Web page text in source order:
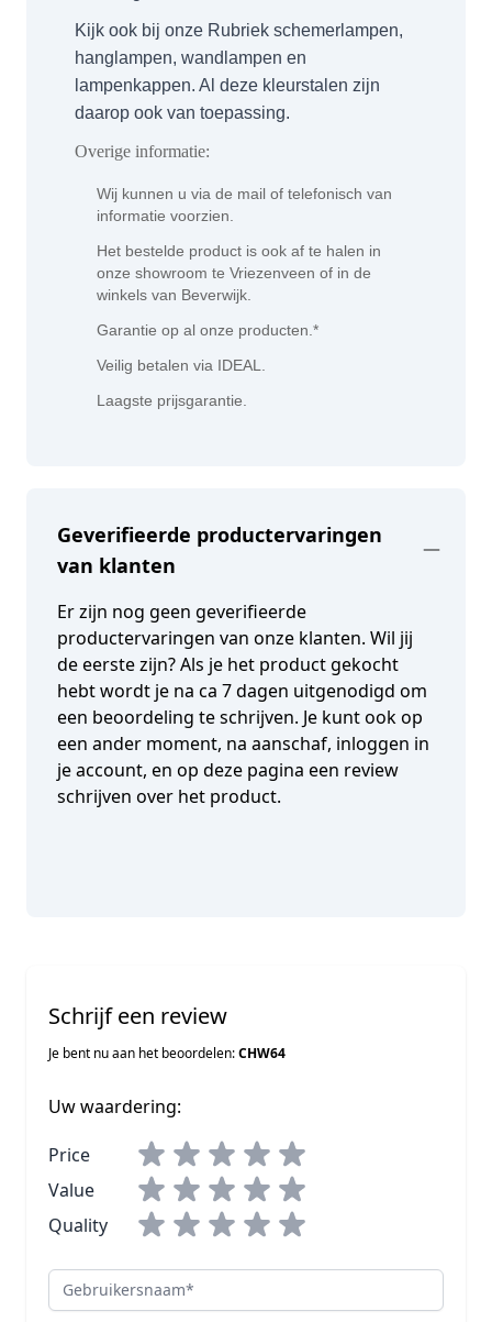
Kijk ook bij onze Rubriek schemerlampen,
hanglampen, wandlampen en
lampenkappen. Al deze kleurstalen zijn
daarop ook van toepassing.
Overige informatie:
Wij kunnen u via de mail of telefonisch van
informatie voorzien.
Het bestelde product is ook af te halen in
onze showroom te Vriezenveen of in de
winkels van Beverwijk.
Garantie op al onze producten.*
Veilig betalen via IDEAL.
Laagste prijsgarantie.
Geverifieerde productervaringen
van klanten
Er zijn nog geen geverifieerde
productervaringen van onze klanten. Wil jij
de eerste zijn? Als je het product gekocht
hebt wordt je na ca 7 dagen uitgenodigd om
een beoordeling te schrijven. Je kunt ook op
een ander moment, na aanschaf, inloggen in
je account, en op deze pagina een review
schrijven over het product.
Schrijf een review
Je bent nu aan het beoordelen:CHW64
Uw waardering:
Price
Value
Quality
Gebruikersnaam